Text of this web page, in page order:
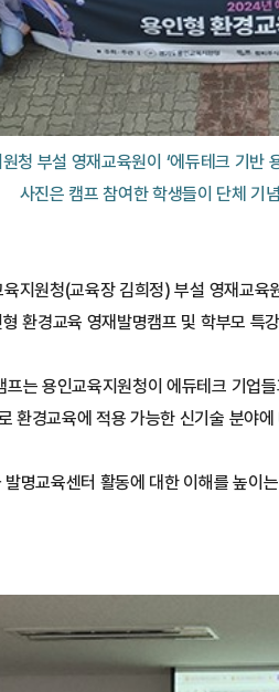
청 부설 영재교육원이 ‘에듀테크 기반
사진은 캠프 참여한 학생들이 단체 기
지원청(교육장 김희정) 부설 영재교
환경교육 영재발명캠프 및 학부모 특
는 용인교육지원청이 에듀테크 기업
환경교육에 적용 가능한 신기술 분야
명교육센터 활동에 대한 이해를 높이